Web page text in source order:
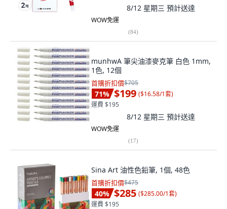
8/12 星期三 預計送達
WOW免運
(84)
munhwA 筆尖油漆麥克筆 白色 1mm,
1色, 12個
首購折扣價$705
71% $199 ($16.58/1套)
運費 $195
8/12 星期三 預計送達
WOW免運
(17)
Sina Art 油性色鉛筆, 1個, 48色
首購折扣價$475
40% $285 ($285.00/1套)
運費 $195